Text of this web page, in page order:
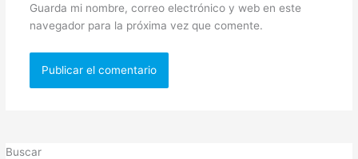
Guarda mi nombre, correo electrónico y web en este
navegador para la próxima vez que comente.
Buscar